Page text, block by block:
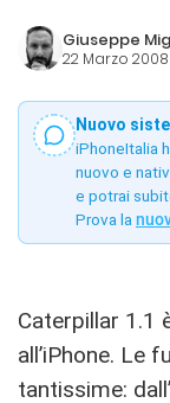
Giuseppe
22 Marzo 2008
Nuovo
iPhoneItalia
nuovo e
e potrai
Prova la
Caterpillar 1.1
all’iPhone. Le
tantissime: